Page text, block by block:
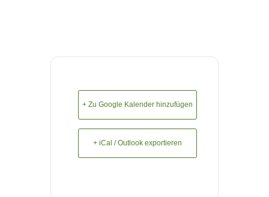
+ Zu Google Kalender hinzufügen
+ iCal / Outlook exportieren